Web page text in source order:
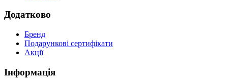
Додатково
Бренд
Подарункові сертифікати
Акції
Інформація